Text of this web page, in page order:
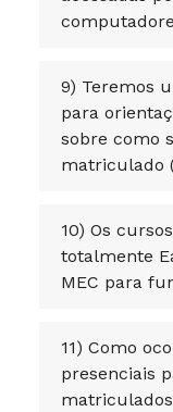
9) Teremos
para
sobre como
matriculado
10) Os
totalmente
MEC para
11) Como
presenciais